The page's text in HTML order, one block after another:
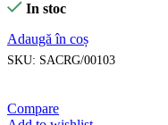
In stoc
Adaugă în coș
SKU: SACRG/00103
Compare